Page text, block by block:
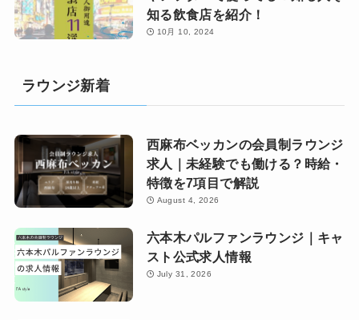
知る飲食店を紹介！
10月 10, 2024
ラウンジ新着
西麻布ベッカンの会員制ラウンジ
求人｜未経験でも働ける？時給・
特徴を7項目で解説
August 4, 2026
六本木パルファンラウンジ｜キャ
スト公式求人情報
July 31, 2026